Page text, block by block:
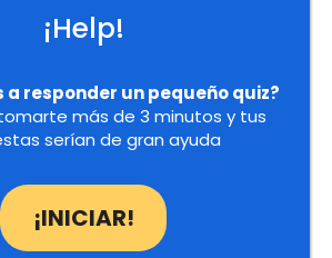
¡Help!
a responder un pequeño quiz?
más de 3 minutos y tus
serían de gran ayuda
¡INICIAR!